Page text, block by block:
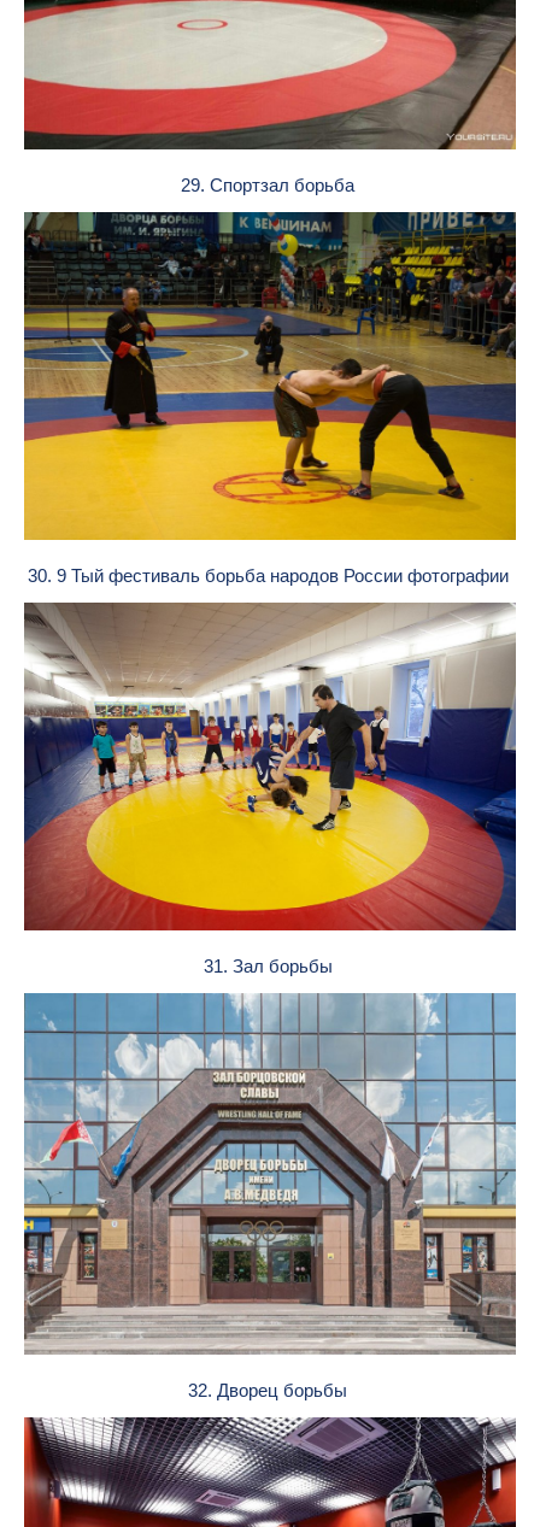
29. Спортзал борьба
30. 9 Тый фестиваль борьба народов России фотографии
31. Зал борьбы
32. Дворец борьбы